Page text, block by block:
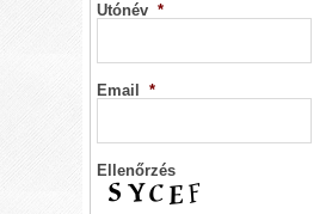
Utónév *
Email *
Ellenőrzés